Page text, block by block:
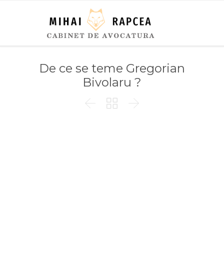
De ce se teme Gregorian
Bivolaru ?
  